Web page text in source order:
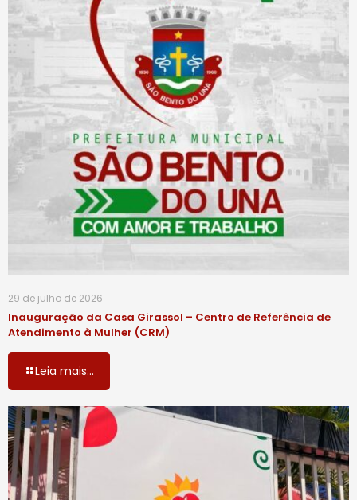
29 de julho de 2026
Inauguração da Casa Girassol – Centro de Referência de
Atendimento à Mulher (CRM)
Leia mais...